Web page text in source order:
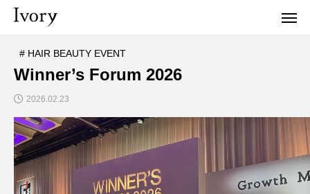
NEW POST
# HAIR BEAUTY EVENT
# HAIR BEAUTY EVENT
Winner’s Forum 2026
2026.02.23